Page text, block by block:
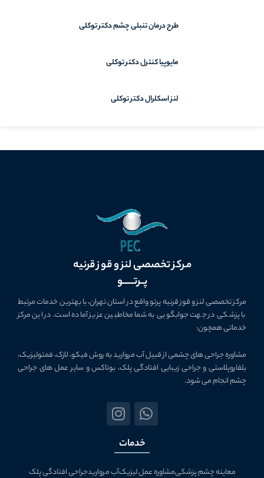
طرح درمان تنبلی چشم دکتر توکلی
مایوپیا کنترل دکتر توکلی
لنز اسکلرال دکتر توکلی
مـرکز تخصصی لنز و قوز قرنیه
پــرتــــــو
مرکز تخصصی لنز و قوز قرنیه پرتو واقع در استان تهران، با بهترین خدمات مرتبط
با پزشکی در جهت جوابگویی به شما مخاطبین عزیز آماده است. در این مرکز
خدماتی همچون:
مشاوره جراحی­ های چشمی از قبیل آب مروارید به روش فیکو، لازک، فمتولیزیک،
بلفاروپلاستی و جراحی زیبایی افتادگی پلک، بوتاکس و سایر عمل های جراحی
چشم انجام می شود.
W
h
a
t
s
I
n
t
a
خدمات
معاینه چشم پزشکیمشاوره عمل لیزیکآب مرواریدجراحی افتادگی پلک